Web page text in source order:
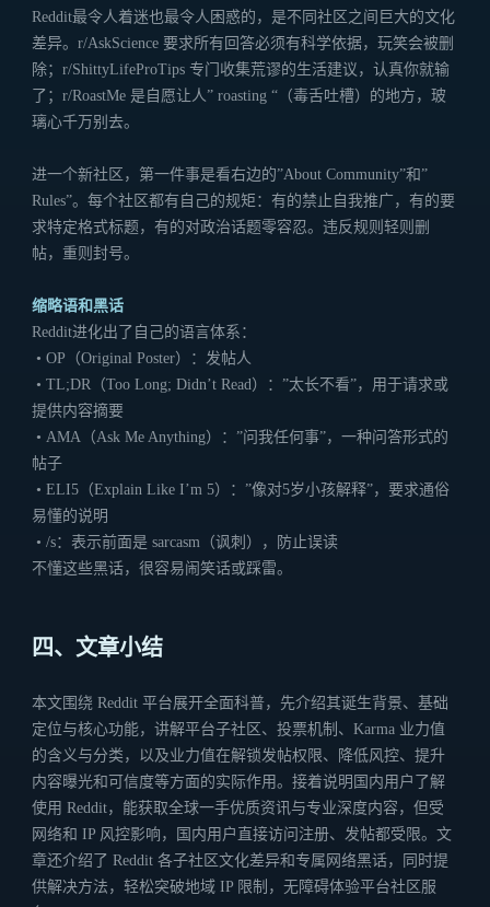
Reddit最令人着迷也最令人困惑的，是不同社区之间巨大的文化
差异。r/AskScience 要求所有回答必须有科学依据，玩笑会被删
除；r/ShittyLifeProTips 专门收集荒谬的生活建议，认真你就输
了；r/RoastMe 是自愿让人” roasting “（毒舌吐槽）的地方，玻
璃心千万别去。
进一个新社区，第一件事是看右边的”About Community”和”
Rules”。每个社区都有自己的规矩：有的禁止自我推广，有的要
求特定格式标题，有的对政治话题零容忍。违反规则轻则删
帖，重则封号。
缩略语和黑话
Reddit进化出了自己的语言体系：
• OP（Original Poster）：发帖人
• TL;DR（Too Long; Didn’t Read）：”太长不看”，用于请求或
提供内容摘要
• AMA（Ask Me Anything）：”问我任何事”，一种问答形式的
帖子
• ELI5（Explain Like I’m 5）：”像对5岁小孩解释”，要求通俗
易懂的说明
• /s：表示前面是 sarcasm（讽刺），防止误读
不懂这些黑话，很容易闹笑话或踩雷。
四、文章小结
本文围绕 Reddit 平台展开全面科普，先介绍其诞生背景、基础
定位与核心功能，讲解平台子社区、投票机制、Karma 业力值
的含义与分类，以及业力值在解锁发帖权限、降低风控、提升
内容曝光和可信度等方面的实际作用。接着说明国内用户了解
使用 Reddit，能获取全球一手优质资讯与专业深度内容，但受
网络和 IP 风控影响，国内用户直接访问注册、发帖都受限。文
章还介绍了 Reddit 各子社区文化差异和专属网络黑话，同时提
供解决方法，轻松突破地域 IP 限制，无障碍体验平台社区服